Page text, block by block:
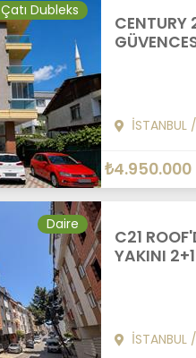
Çatı Dubleks
CENTURY
İSTANBUL/
₺4.950.000
Daire
C21
YAKINI
İSTANBUL/